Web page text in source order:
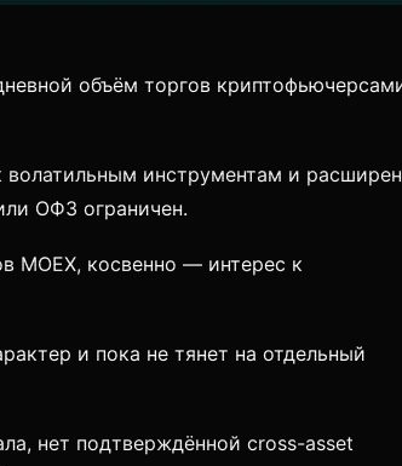
объём торгов
инструментам и
ОФЗ ограничен.
MOEX, косвенно — интерес к
и пока не тянет на отдельный
нет подтверждённой cross-asset